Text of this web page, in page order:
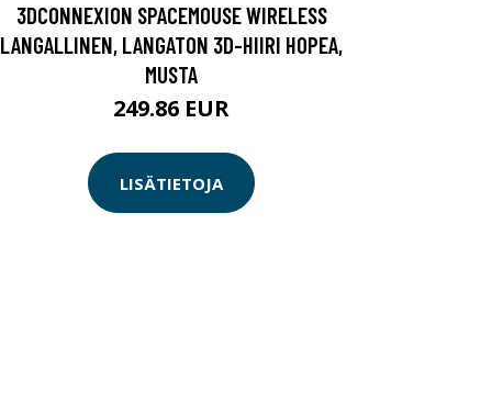
3DCONNEXION SPACEMOUSE WIRELESS
LANGALLINEN, LANGATON 3D-HIIRI HOPEA,
MUSTA
249.86 EUR
LISÄTIETOJA